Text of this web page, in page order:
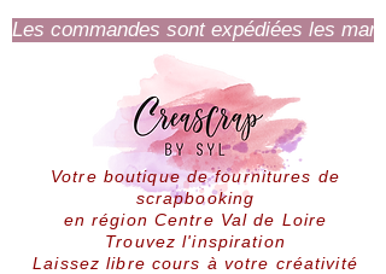
Les commandes sont expédiées les
Votre boutique de fournitures de
scrapbooking
en région Centre Val de Loire
Trouvez l'inspiration
Laissez libre cours à votre créativité